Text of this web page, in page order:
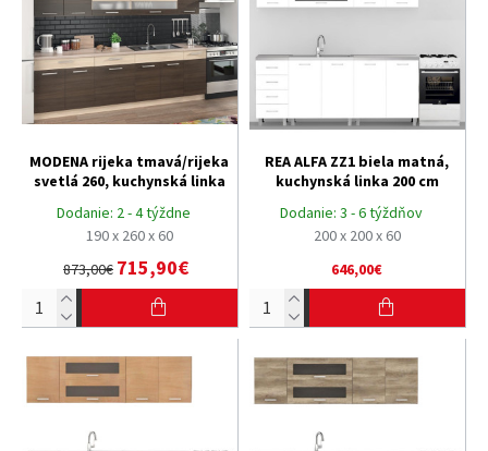
Dodanie: 2 - 4 týždne
190 x 260 x 60
MODENA rijeka tmavá/rijeka
svetlá 260, kuchynská linka
873,00€ 715,90€
Dodanie: 3 - 6 týždňov
200 x 200 x 60
REA ALFA ZZ1 biela matná,
kuchynská linka 200 cm
646,00€